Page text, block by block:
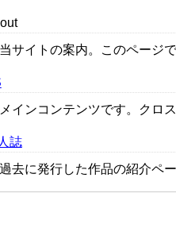
当サイトの案内。このページで
メインコンテンツです。クロ
誌
過去に発行した作品の紹介ペー